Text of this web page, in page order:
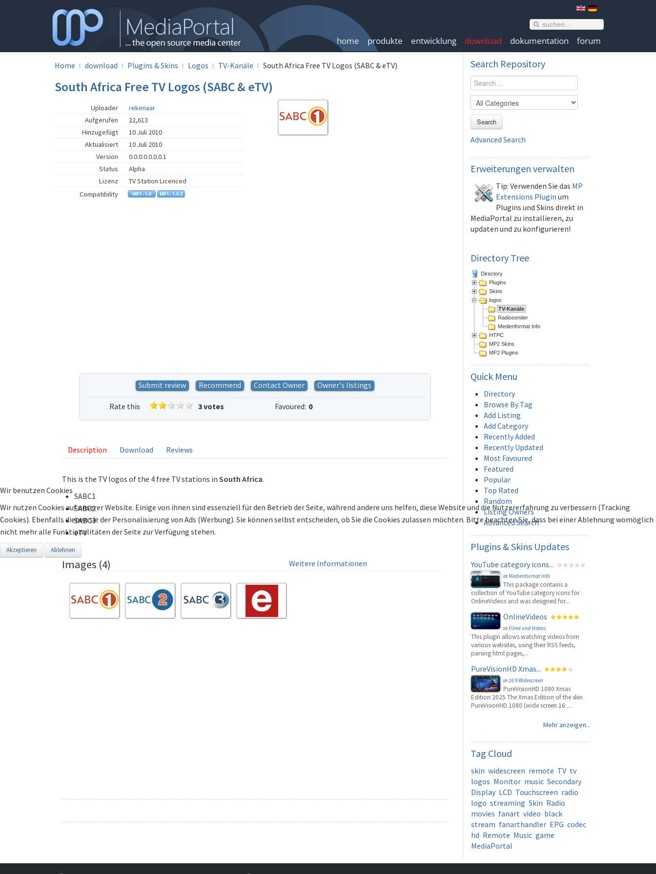
home produkte entwicklung download dokumentation forum
Home download Plugins & Skins Logos TV-Kanäle South Africa Free TV Logos (SABC & eTV)
South Africa Free TV Logos (SABC & eTV)
Uploader
rekenaar
Aufgerufen
22,613
Hinzugefügt
10 Juli 2010
Aktualisiert
10 Juli 2010
Version
0.0.0.0.0.0.0.1
Status
Alpha
Lizenz
TV Station Licenced
Compatibility
Submit review Recommend Contact Owner Owner's listings
Rate this
listing
3 votes Favoured: 0
Description Download Reviews
This is the TV logos of the 4 free TV stations in South Africa.
SABC1
SABC2
SABC3
eTV
Images (4)
Search Repository
Search
Advanced Search
Erweiterungen verwalten
Tip: Verwenden Sie das MP
Extensions Plugin um
Plugins und Skins direkt in
MediaPortal zu installieren, zu
updaten und zu konfigurieren!
Directory Tree
Directory
Plugins
Skins
logos
TV-Kanäle
Radiosender
Medienformat Info
HTPC
MP2 Skins
MP2 Plugins
Quick Menu
Directory
Browse By Tag
Add Listing
Add Category
Recently Added
Recently Updated
Most Favoured
Featured
Popular
Top Rated
Random
Listing Owners
Advanced Search
Plugins & Skins Updates
YouTube category icons...
inMedienformat Info
This package contains a
collection of YouTube category icons for
OnlineVideos and was designed for...
OnlineVideos
inFilme und Videos
This plugin allows watching videos from
various websites, using their RSS feeds,
parsing html pages,...
PureVisionHD Xmas...
in16:9 Widescreen
PureVisionHD 1080 Xmas
Edition 2025 The Xmas Edition of the skin
PureVisionHD 1080 (wide screen 16:...
Mehr anzeigen...
Tag Cloud
skin widescreen remote TV tv
logos Monitor music Secondary
Display LCD Touchscreen radio
logo streaming Skin Radio
movies fanart video black
stream fanarthandler EPG codec
hd Remote Music game
MediaPortal
Wir benutzen Cookies
Wir nutzen Cookies auf unserer Website. Einige von ihnen sind essenziell für den Betrieb der Seite, während andere uns helfen, diese Website und die Nutzererfahrung zu verbessern (Tracking
Cookies). Ebenfalls dienen sie der Personalisierung von Ads (Werbung). Sie können selbst entscheiden, ob Sie die Cookies zulassen möchten. Bitte beachten Sie, dass bei einer Ablehnung womöglich
nicht mehr alle Funktionalitäten der Seite zur Verfügung stehen.
Akzeptieren Ablehnen
Weitere Informationen